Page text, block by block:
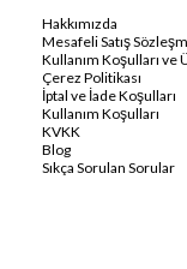
Hakkımızda
Mesafeli Satış
Kullanım Koşulları ve
Çerez Politikası
İptal ve İade Koşulları
Kullanım Koşulları
KVKK
Blog
Sıkça Sorulan Sorular